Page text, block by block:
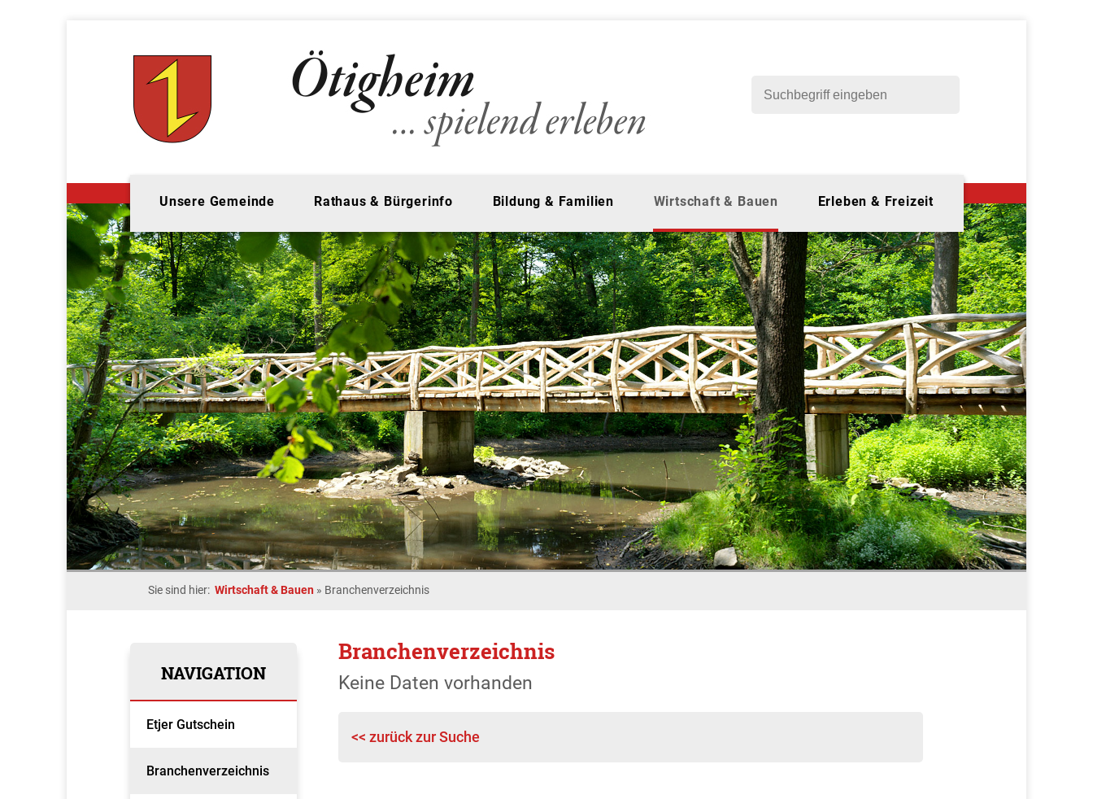
Unsere Gemeinde Rathaus & Bürgerinfo Bildung & Familien Wirtschaft & Bauen Erleben & Freizeit
Sie sind hier: Wirtschaft & Bauen » Branchenverzeichnis
NAVIGATION
Etjer Gutschein
Branchenverzeichnis
Branchenverzeichnis
Keine Daten vorhanden
<< zurück zur Suche